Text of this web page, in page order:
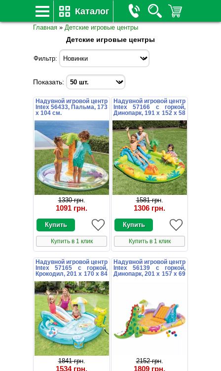
Каталог
Главная » Детские игровые центры
Детские игровые центры
Фильтр:
Показать:
Надувной игровой центр
Intex 56433, Пальма, 173
х 104 см.
1330 грн.
1091 грн.
Купить в 1 клик
Надувной игровой центр
Intex 57166 с горкой,
Динопарк, 191 х 152 х 58
см.
1581 грн.
1306 грн.
Купить в 1 клик
Надувной игровой центр
Intex 57165 с горкой,
Крокодил, 201 х 170 х 84
см.
1841 грн.
1534 грн.
Надувной игровой центр
Intex 56139 с горкой,
Динопарк, 201 х 157 х 69
2152 грн.
1809 грн.